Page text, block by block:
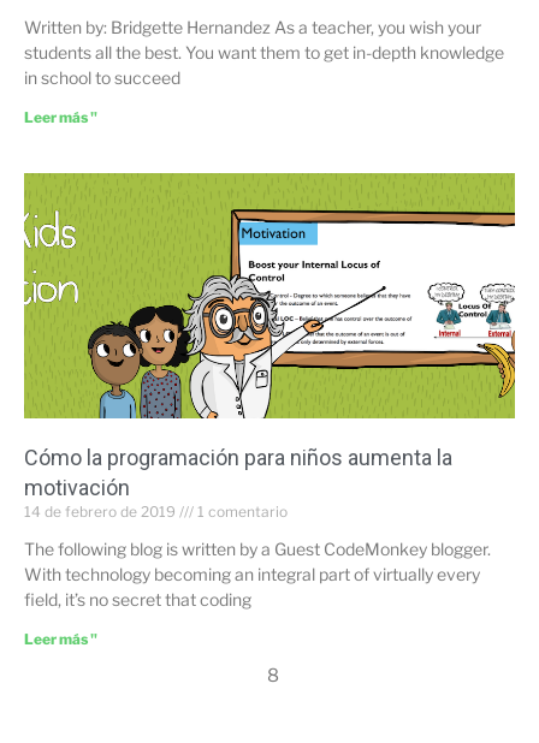
Written by: Bridgette Hernandez As a teacher, you wish your
students all the best. You want them to get in-depth knowledge
in school to succeed
Leer más "
Cómo la programación para niños aumenta la
motivación
14 de febrero de 2019 1 comentario
The following blog is written by a Guest CodeMonkey blogger.
With technology becoming an integral part of virtually every
field, it’s no secret that coding
Leer más "
8